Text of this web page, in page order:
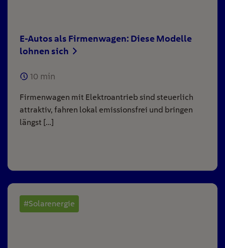
E-Autos als Firmenwagen: Diese Modelle
lohnen sich
10 min
Firmenwagen mit Elektroantrieb sind steuerlich
attraktiv, fahren lokal emissionsfrei und bringen
längst […]
#Solarenergie